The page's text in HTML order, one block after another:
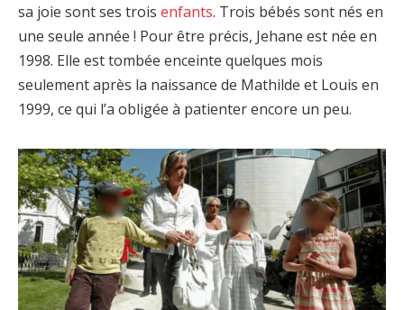
sa joie sont ses trois enfants. Trois bébés sont nés en
une seule année ! Pour être précis, Jehane est née en
1998. Elle est tombée enceinte quelques mois
seulement après la naissance de Mathilde et Louis en
1999, ce qui l’a obligée à patienter encore un peu.